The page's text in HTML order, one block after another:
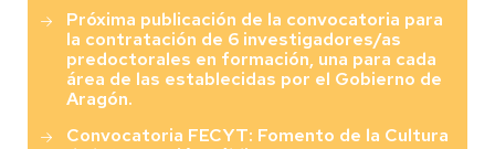
Próxima publicación de la convocatoria para
la contratación de 6 investigadores/as
predoctorales en formación, una para cada
área de las establecidas por el Gobierno de
Aragón.
Convocatoria FECYT: Fomento de la Cultura